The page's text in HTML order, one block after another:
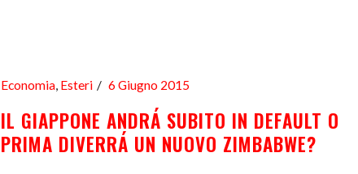
Economia, Esteri 6 Giugno 2015
IL GIAPPONE ANDRÁ SUBITO IN DEFAULT O
PRIMA DIVERRÁ UN NUOVO ZIMBABWE?